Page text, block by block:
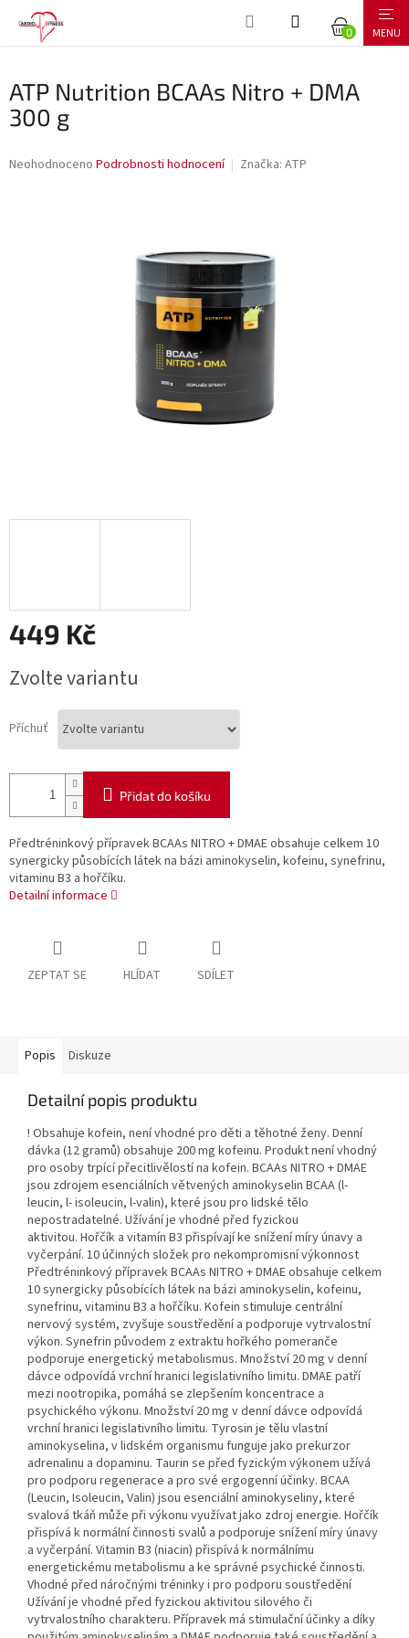
NÁKUPNÍ
ATP Nutrition BCAAs Nitro + DMA
300 g
Průměrné
Neohodnoceno Podrobnosti hodnocení Značka: ATP
449 Kč
cena:
Zvolte variantu
Příchuť
Přidat do košíku
Předtréninkový přípravek BCAAs NITRO + DMAE obsahuje celkem 10
synergicky působících látek na bázi aminokyselin, kofeinu, synefrinu,
vitaminu B3 a hořčíku.
Detailní informace
ZEPTAT SE HLÍDAT SDÍLET
Popis Diskuze
Detailní popis produktu
! Obsahuje kofein, není vhodné pro děti a těhotné ženy. Denní
dávka (12 gramů) obsahuje 200 mg kofeinu. Produkt není vhodný
pro osoby trpící přecitlivělostí na kofein. BCAAs NITRO + DMAE
jsou zdrojem esenciálních větvených aminokyselin BCAA (l-
leucin, l- isoleucin, l-valin), které jsou pro lidské tělo
nepostradatelné. Užívání je vhodné před fyzickou
aktivitou. Hořčík a vitamín B3 přispívají ke snížení míry únavy a
vyčerpání. 10 účinných složek pro nekompromisní výkonnost
Předtréninkový přípravek BCAAs NITRO + DMAE obsahuje celkem
10 synergicky působících látek na bázi aminokyselin, kofeinu,
synefrinu, vitaminu B3 a hořčíku. Kofein stimuluje centrální
nervový systém, zvyšuje soustředění a podporuje vytrvalostní
výkon. Synefrin původem z extraktu hořkého pomeranče
podporuje energetický metabolismus. Množství 20 mg v denní
dávce odpovídá vrchní hranici legislativního limitu. DMAE patří
mezi nootropika, pomáhá se zlepšením koncentrace a
psychického výkonu. Množství 20 mg v denní dávce odpovídá
vrchní hranici legislativního limitu. Tyrosin je tělu vlastní
aminokyselina, v lidském organismu funguje jako prekurzor
adrenalinu a dopaminu. Taurin se před fyzickým výkonem užívá
pro podporu regenerace a pro své ergogenní účinky. BCAA
(Leucin, Isoleucin, Valin) jsou esenciální aminokyseliny, které
svalová tkáň může při výkonu využívat jako zdroj energie. Hořčík
přispívá k normální činnosti svalů a podporuje snížení míry únavy
a vyčerpání. Vitamin B3 (niacin) přispívá k normálnímu
energetickému metabolismu a ke správné psychické činnosti.
Vhodné před náročnými tréninky i pro podporu soustředění
Užívání je vhodné před fyzickou aktivitou silového či
vytrvalostního charakteru. Přípravek má stimulační účinky a díky